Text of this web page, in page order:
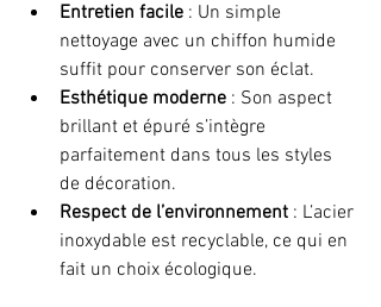
Entretien facile : Un simple
nettoyage avec un chiffon humide
suffit pour conserver son éclat.
Esthétique moderne : Son aspect
brillant et épuré s’intègre
parfaitement dans tous les styles
de décoration.
Respect de l’environnement : L’acier
inoxydable est recyclable, ce qui en
fait un choix écologique.